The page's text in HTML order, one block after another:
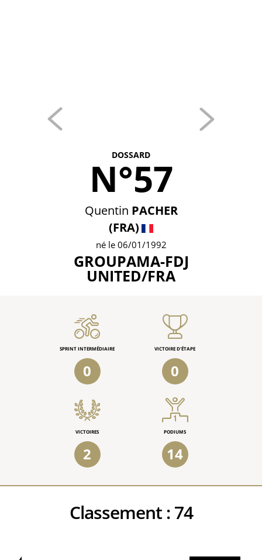
DOSSARD
N°57
Quentin PACHER
(FRA)
né le 06/01/1992
GROUPAMA-FDJ
UNITED/FRA
SPRINT INTERMÉDIAIRE
0
VICTOIRE D'ÉTAPE
0
VICTOIRES
2
PODIUMS
14
Classement :74